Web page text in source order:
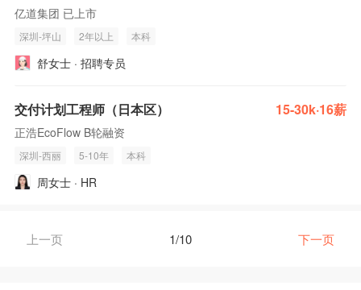
亿道集团 已上市
深圳-坪山 2年以上 本科
舒女士 · 招聘专员
交付计划工程师（日本区） 15-30k·16薪
正浩EcoFlow B轮融资
深圳-西丽 5-10年 本科
周女士 · HR
上一页 1/10 下一页